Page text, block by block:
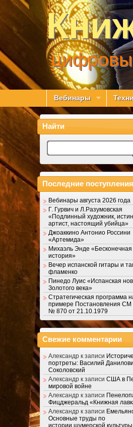
Вебинары
Найти
Последние поступления
Вебинары августа 2026 года
Г. Гурвич и Л.Разумовская
«Подлинный художник,
артист, настоящий убийца»
Джоаккино Антонио Россини
«Артемида»
Михаэль Энде «Бесконечная
история»
Вечер испанской гитары и
фламенко
Пинедо Луис «Испанская
Золотого века»
Стратегическая программа
примере Постановления
№ 870 от 21.10.1979
Свежие комментарии
Александр к записи
портреты: Василий
Соколовский
Александр к записи США в
мировой войне
Александр к записи
Фицджеральд «Книжная
Александр к записи
Основные труды по